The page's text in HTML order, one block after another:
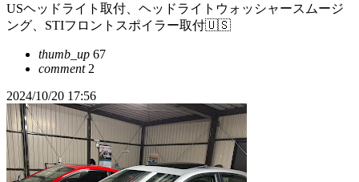
USヘッドライト取付、ヘッドライトウォッシャースムージ
ング、STIフロントスポイラー取付🇺🇸
thumb_up 67
comment2
2024/10/20 17:56